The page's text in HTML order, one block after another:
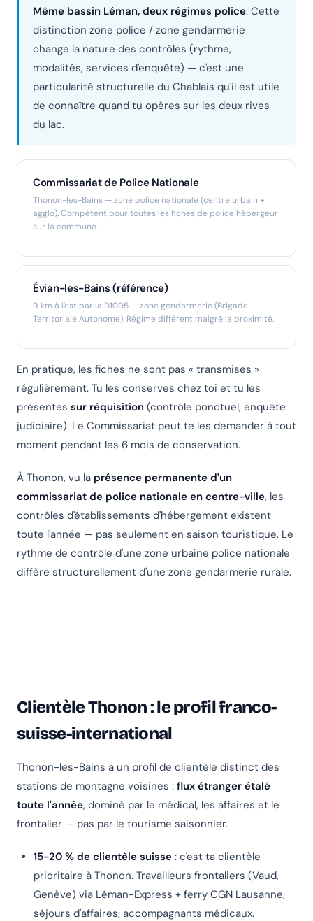
Même bassin Léman, deux régimes police. Cette
distinction zone police / zone gendarmerie
change la nature des contrôles (rythme,
modalités, services d'enquête) — c'est une
particularité structurelle du Chablais qu'il est utile
de connaître quand tu opères sur les deux rives
du lac.
Commissariat de Police Nationale
Thonon-les-Bains — zone police nationale (centre urbain +
agglo). Compétent pour toutes les fiches de police hébergeur
sur la commune.
Évian-les-Bains (référence)
9 km à l'est par la D1005 — zone gendarmerie (Brigade
Territoriale Autonome). Régime différent malgré la proximité.
En pratique, les fiches ne sont pas « transmises »
régulièrement. Tu les conserves chez toi et tu les
présentes sur réquisition (contrôle ponctuel, enquête
judiciaire). Le Commissariat peut te les demander à tout
moment pendant les 6 mois de conservation.
À Thonon, vu la présence permanente d'un
commissariat de police nationale en centre-ville, les
contrôles d'établissements d'hébergement existent
toute l'année — pas seulement en saison touristique. Le
rythme de contrôle d'une zone urbaine police nationale
diffère structurellement d'une zone gendarmerie rurale.
Clientèle Thonon : le profil franco-
suisse-international
Thonon-les-Bains a un profil de clientèle distinct des
stations de montagne voisines : flux étranger étalé
toute l'année, dominé par le médical, les affaires et le
frontalier — pas par le tourisme saisonnier.
15-20 % de clientèle suisse : c'est ta clientèle
prioritaire à Thonon. Travailleurs frontaliers (Vaud,
Genève) via Léman-Express + ferry CGN Lausanne,
séjours d'affaires, accompagnants médicaux.